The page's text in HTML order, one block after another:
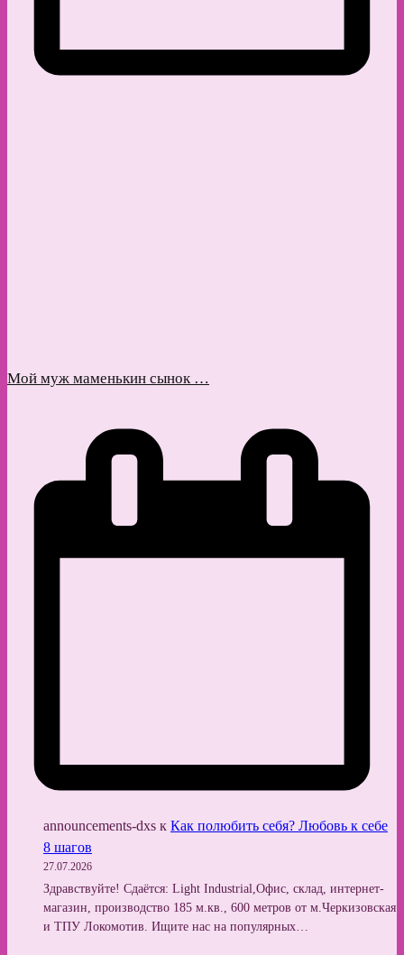
Мой муж маменькин сынок …
announcements-dxs к Как полюбить себя? Любовь к себе
8 шагов
27.07.2026
Здравствуйте! Сдаётся: Light Industrial,Офис, склад, интернет-
магазин, производство 185 м.кв., 600 метров от м.Черкизовская
и ТПУ Локомотив. Ищите нас на популярных…